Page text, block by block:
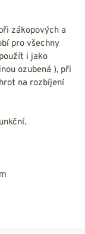
zákopových a
pro všechny
i jako
ozubená ), při
na rozbíjení